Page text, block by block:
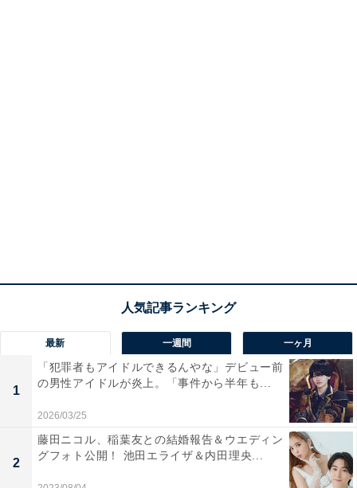
最新 一週間 一ヶ月
1
「犯罪者もアイドルできるんやな」デビュー前
の男性アイドルが炎上。「事件から半年も...
2026/03/25
2
藤田ニコル、稲葉友との結婚報告＆ウエディン
グフォト公開！ 池田エライザ＆内田理央...